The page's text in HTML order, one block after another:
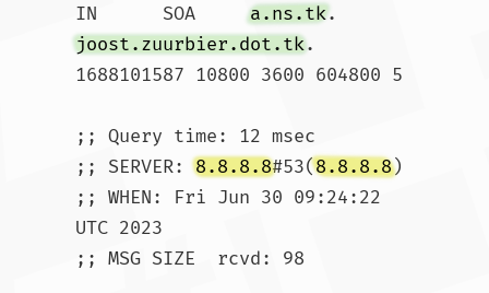
IN	SOA a.ns.tk.
joost.zuurbier.dot.tk.
1688101587 10800 3600 604800 5
;; Query time: 12 msec
;; SERVER: 8.8.8.8#53(8.8.8.8)
;; WHEN: Fri Jun 30 09:24:22
UTC 2023